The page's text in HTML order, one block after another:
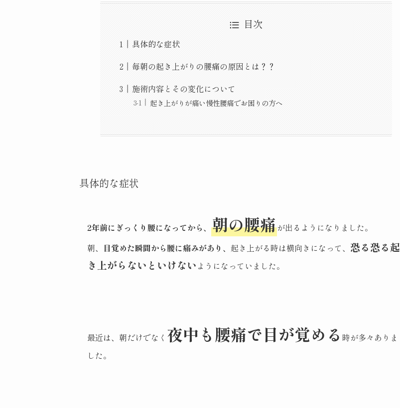
目次
具体的な症状
毎朝の起き上がりの腰痛の原因とは？？
施術内容とその変化について
起き上がりが痛い慢性腰痛でお困りの方へ
具体的な症状
2年前にぎっくり腰になってから、 朝の腰痛が出るようになりました。
朝、 目覚めた瞬間から腰に痛みがあり、 起き上がる時は横向きになって、 恐る恐る起
き上がらないといけない ようになっていました。
最近は、朝だけでなく 夜中も腰痛で目が覚める 時が多々ありま
した。